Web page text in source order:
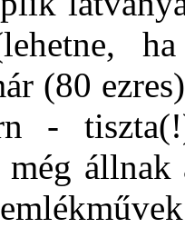
(80
-
még